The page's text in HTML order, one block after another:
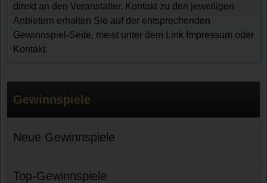
direkt an den Veranstalter. Kontakt zu den jeweiligen
Anbietern erhalten Sie auf der entsprechenden
Gewinnspiel-Seite, meist unter dem Link Impressum oder
Kontakt.
Gewinnspiele
Neue Gewinnspiele
Top-Gewinnspiele